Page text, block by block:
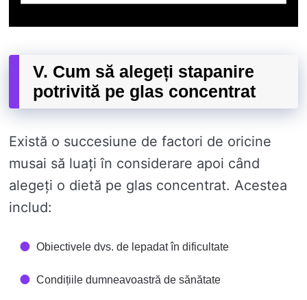
V. Cum să alegeți stapanire
potrivită pe glas concentrat
Există o succesiune de factori de oricine
musai să luați în considerare apoi când
alegeți o dietă pe glas concentrat. Acestea
includ:
Obiectivele dvs. de lepadat în dificultate
Condițiile dumneavoastră de sănătate